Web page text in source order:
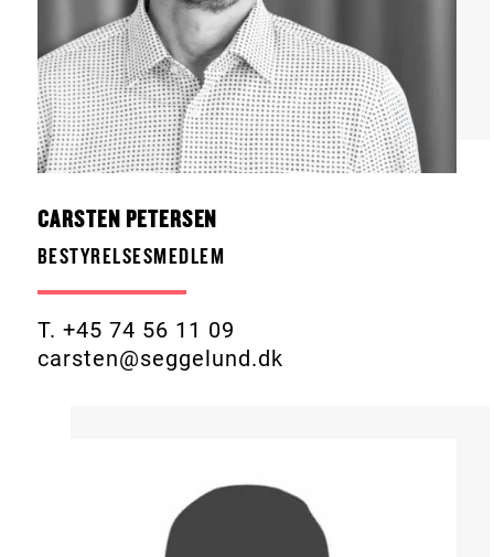
CARSTEN PETERSEN
BESTYRELSESMEDLEM
T. +45 74 56 11 09
carsten@seggelund.dk